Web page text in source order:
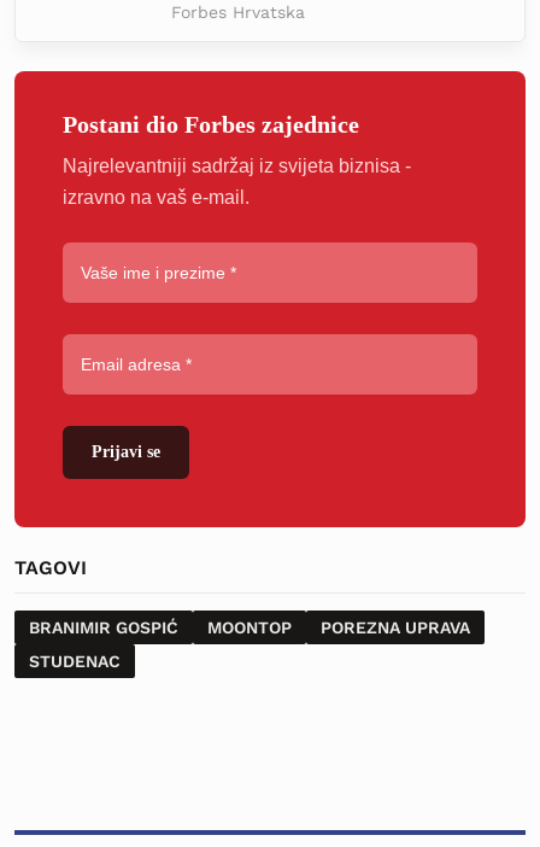
Forbes Hrvatska
Postani dio Forbes zajednice
Najrelevantniji sadržaj iz svijeta biznisa -
izravno na vaš e-mail.
Prijavi se
TAGOVI
BRANIMIR GOSPIĆ MOONTOP
POREZNA UPRAVA
STUDENAC